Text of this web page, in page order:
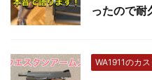
ったので耐
WA1911のカ